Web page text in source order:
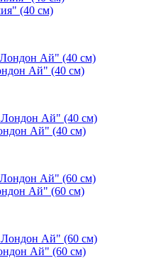
(40 см)
Ай" (40 см)
Ай" (40 см)
Ай" (60 см)
Ай" (60 см)